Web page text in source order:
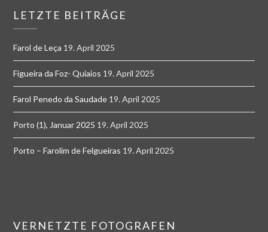
LETZTE BEITRÄGE
Farol de Leça 19. April 2025
Figueira da Foz- Quiaios 19. April 2025
Farol Penedo da Saudade 19. April 2025
Porto (1), Januar 2025 19. April 2025
Porto – Farolim de Felgueiras 19. April 2025
VERNETZTE FOTOGRAFEN